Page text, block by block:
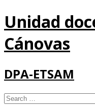
Unidad
Cánovas
DPA-ETSAM
Search